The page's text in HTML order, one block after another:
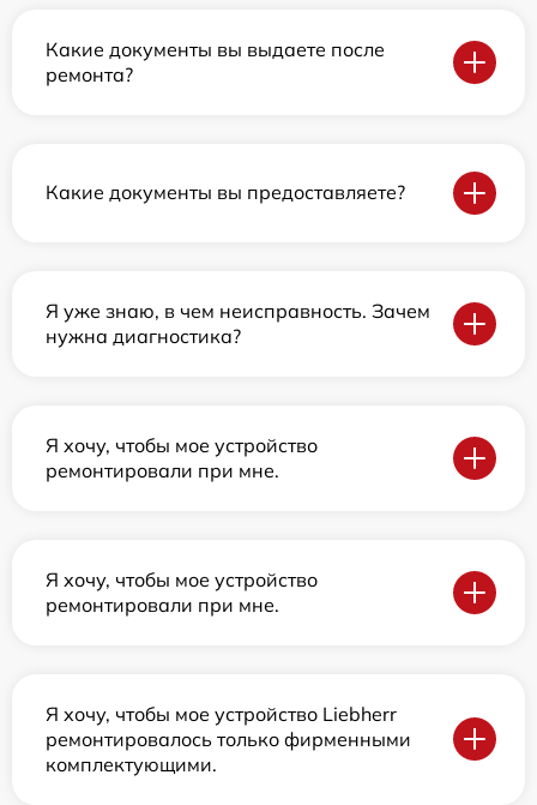
Какие документы вы выдаете после
ремонта?
Какие документы вы предоставляете?
Я уже знаю, в чем неисправность. Зачем
нужна диагностика?
Я хочу, чтобы мое устройство
ремонтировали при мне.
Я хочу, чтобы мое устройство
ремонтировали при мне.
Я хочу, чтобы мое устройство Liebherr
ремонтировалось только фирменными
комплектующими.